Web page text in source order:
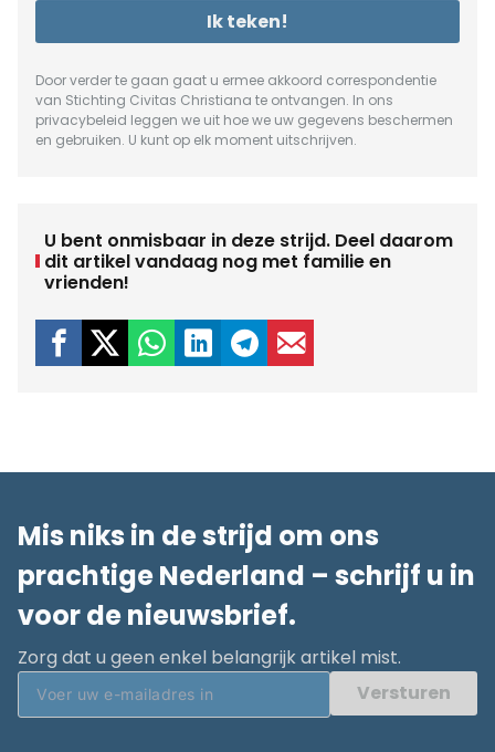
Ik teken!
Door verder te gaan gaat u ermee akkoord correspondentie
van Stichting Civitas Christiana te ontvangen. In ons
privacybeleid leggen we uit hoe we uw gegevens beschermen
en gebruiken. U kunt op elk moment uitschrijven.
U bent onmisbaar in deze strijd. Deel daarom
dit artikel vandaag nog met familie en
vrienden!
Mis niks in de strijd om ons
prachtige Nederland – schrijf u in
voor de nieuwsbrief.
Zorg dat u geen enkel belangrijk artikel mist.
Versturen